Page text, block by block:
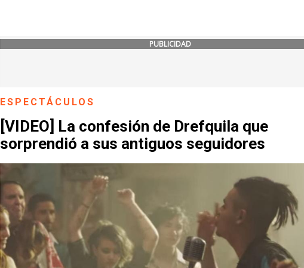
PUBLICIDAD
ESPECTÁCULOS
[VIDEO] La confesión de Drefquila que
sorprendió a sus antiguos seguidores